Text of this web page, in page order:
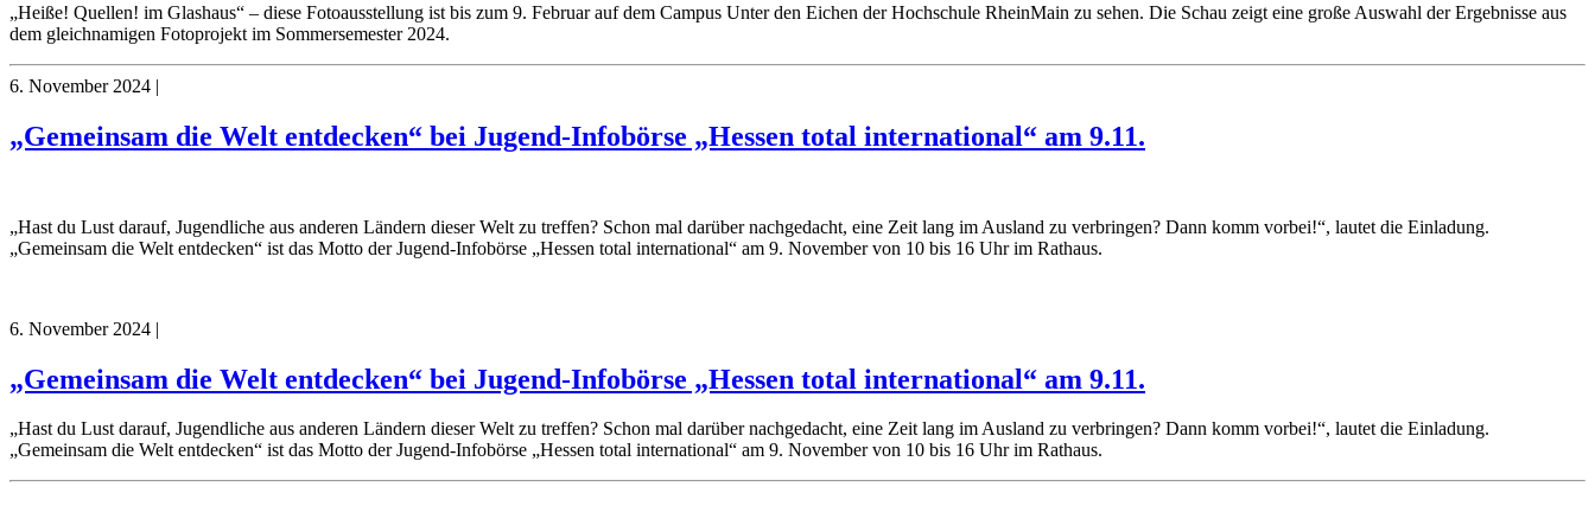
„Heiße! Quellen! im Glashaus“ – diese Fotoausstellung ist bis zum 9. Februar auf dem Campus Unter den Eichen der Hochschule RheinMain zu sehen. Die Schau zeigt eine große Auswahl der Ergebnisse aus
dem gleichnamigen Fotoprojekt im Sommersemester 2024.
6. November 2024 |
„Gemeinsam die Welt entdecken“ bei Jugend-Infobörse „Hessen total international“ am 9.11.
„Hast du Lust darauf, Jugendliche aus anderen Ländern dieser Welt zu treffen? Schon mal darüber nachgedacht, eine Zeit lang im Ausland zu verbringen? Dann komm vorbei!“, lautet die Einladung.
„Gemeinsam die Welt entdecken“ ist das Motto der Jugend-Infobörse „Hessen total international“ am 9. November von 10 bis 16 Uhr im Rathaus.
6. November 2024 |
„Gemeinsam die Welt entdecken“ bei Jugend-Infobörse „Hessen total international“ am 9.11.
„Hast du Lust darauf, Jugendliche aus anderen Ländern dieser Welt zu treffen? Schon mal darüber nachgedacht, eine Zeit lang im Ausland zu verbringen? Dann komm vorbei!“, lautet die Einladung.
„Gemeinsam die Welt entdecken“ ist das Motto der Jugend-Infobörse „Hessen total international“ am 9. November von 10 bis 16 Uhr im Rathaus.